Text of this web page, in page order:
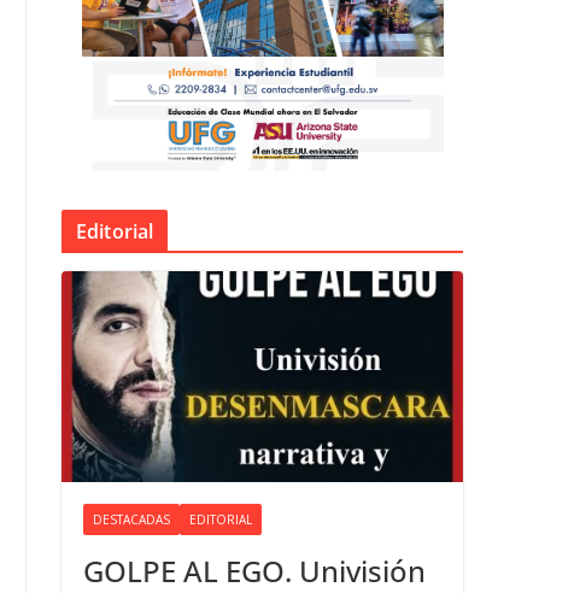
Editorial
DESTACADAS EDITORIAL
GOLPE AL EGO. Univisión